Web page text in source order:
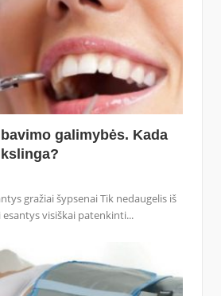
galimybės. Kada
gražiai šypsenai Tik nedaugelis iš
visiškai patenkinti...